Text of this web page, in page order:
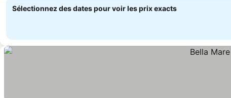
Sélectionnez des dates pour voir les prix exacts